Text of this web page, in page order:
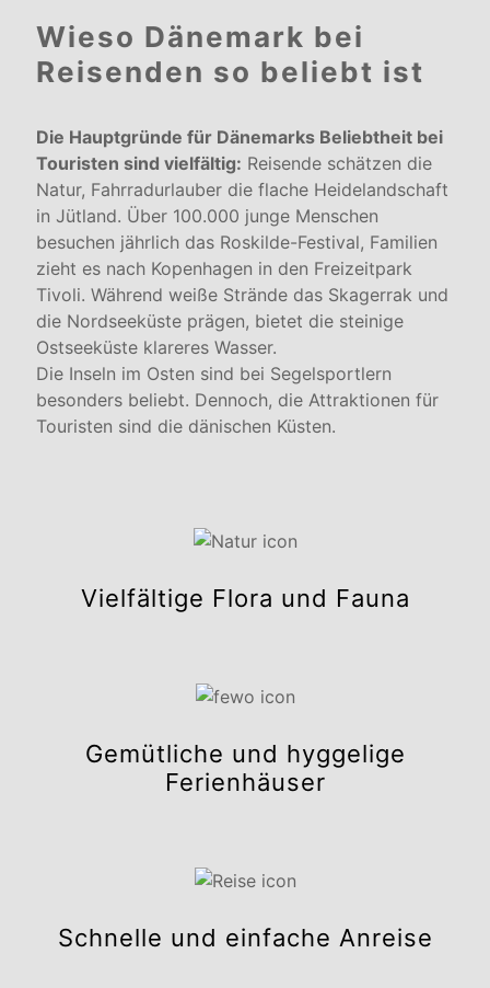
Wieso Dänemark bei
Reisenden so beliebt ist
Die Hauptgründe für Dänemarks Beliebtheit bei
Touristen sind vielfältig: Reisende schätzen die
Natur, Fahrradurlauber die flache Heidelandschaft
in Jütland. Über 100.000 junge Menschen
besuchen jährlich das Roskilde-Festival, Familien
zieht es nach Kopenhagen in den Freizeitpark
Tivoli. Während weiße Strände das Skagerrak und
die Nordseeküste prägen, bietet die steinige
Ostseeküste klareres Wasser.
Die Inseln im Osten sind bei Segelsportlern
besonders beliebt. Dennoch, die Attraktionen für
Touristen sind die dänischen Küsten.
Vielfältige Flora und Fauna
Gemütliche und hyggelige
Ferienhäuser
Schnelle und einfache Anreise